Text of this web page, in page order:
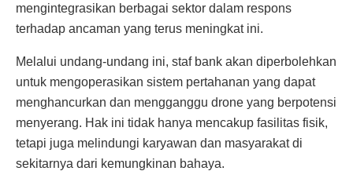
mengintegrasikan berbagai sektor dalam respons
terhadap ancaman yang terus meningkat ini.
Melalui undang-undang ini, staf bank akan diperbolehkan
untuk mengoperasikan sistem pertahanan yang dapat
menghancurkan dan mengganggu drone yang berpotensi
menyerang. Hak ini tidak hanya mencakup fasilitas fisik,
tetapi juga melindungi karyawan dan masyarakat di
sekitarnya dari kemungkinan bahaya.